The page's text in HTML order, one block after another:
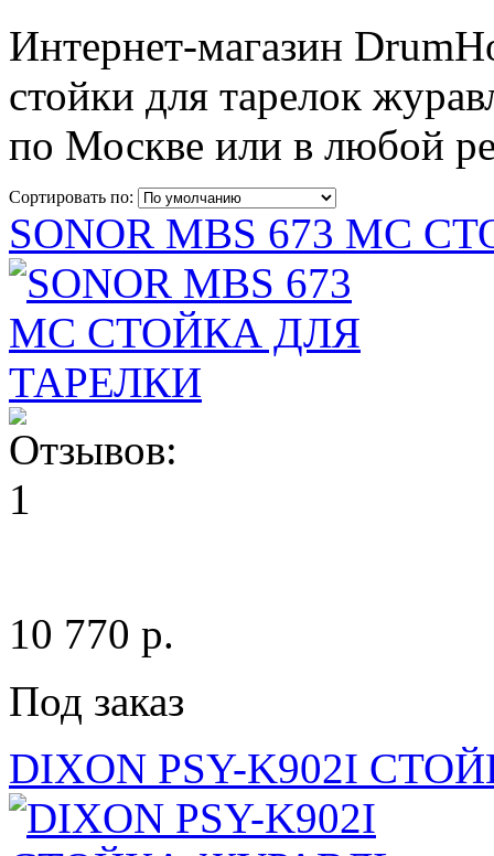
Интернет-магазин
стойки для тарелок
по Москве или в любой
Сортировать по:
SONOR MBS 673 MC
10 770 p.
Под заказ
DIXON PSY-K902I